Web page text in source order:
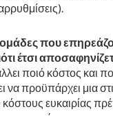
που
έτσι
ποιό κόστος και
να προϋπάρχει μια
ευκαιρίας